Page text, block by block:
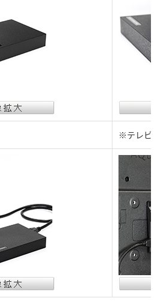
※テレビ背